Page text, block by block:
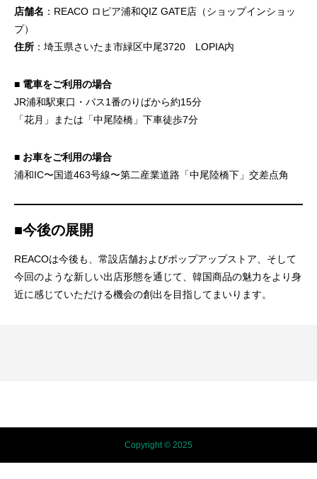
店舗名 ：REACO ロピア浦和QIZ GATE店（ショップインショッ
プ）
住所 ：埼玉県さいたま市緑区中尾3720 LOPIA内
■ 電車をご利用の場合
JR浦和駅東口・バス1番のりばから約15分
「花月」または「中尾陸橋」下車徒歩7分
■ お車をご利用の場合
浦和IC〜国道463号線〜第二産業道路「中尾陸橋下」交差点角
■今後の展開
REACOは今後も、常設店舗およびポップアップストア、そして
今回のような新しい出店形態を通じて、韓国商品の魅力をより身
近に感じていただける機会の創出を目指してまいります。
Copyright © 2025